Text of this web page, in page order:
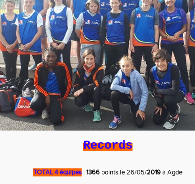
Records
TOTAL 4 équipes: 1366points le 26/05/2019à Agde